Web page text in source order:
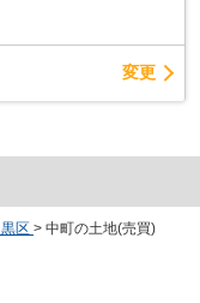
変更
区 > 中町の土地(売買)